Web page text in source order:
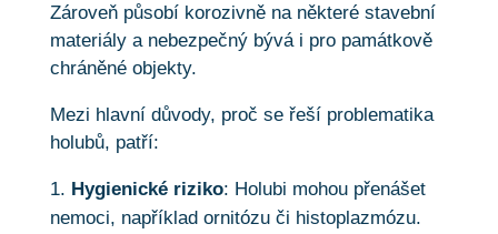
Zároveň působí korozivně na některé stavební
materiály a nebezpečný bývá i pro památkově
chráněné objekty.
Mezi hlavní důvody, proč se řeší problematika
holubů, patří:
Hygienické riziko: Holubi mohou přenášet
nemoci, například ornitózu či histoplazmózu.